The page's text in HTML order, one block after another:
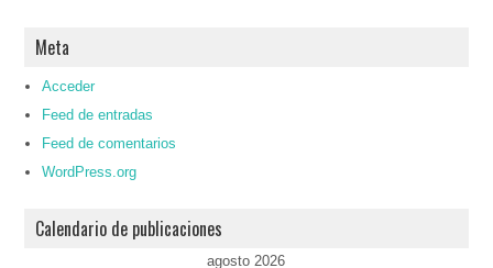
Meta
Acceder
Feed de entradas
Feed de comentarios
WordPress.org
Calendario de publicaciones
agosto 2026